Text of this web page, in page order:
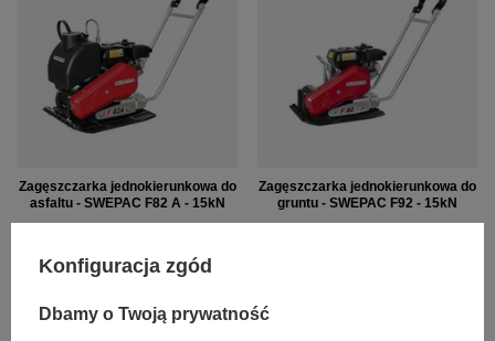
Zagęszczarka jednokierunkowa do
asfaltu - SWEPAC F82 A - 15kN
Zagęszczarka jednokierunkowa do
gruntu - SWEPAC F92 - 15kN
Konfiguracja zgód
Dbamy o Twoją prywatność